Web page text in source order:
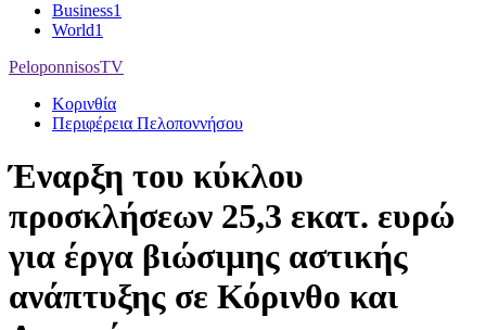
Business1
World1
PeloponnisosTV
Κορινθία
Περιφέρεια Πελοποννήσου
Έναρξη του κύκλου
προσκλήσεων 25,3 εκατ. ευρώ
για έργα βιώσιμης αστικής
ανάπτυξης σε Κόρινθο και